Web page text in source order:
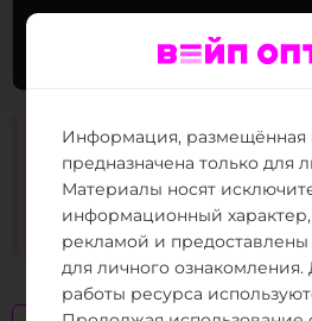
Выбрать вкус
Информация на сайте в
рекламы.
дистанционно не
заказов осуществляется
ООО (ФЗ № 15-ФЗ 23.02.2013)
Информация, размещённая
предназначена только для
Материалы носят
информационный
рекламой и
для личного
работы ресурса